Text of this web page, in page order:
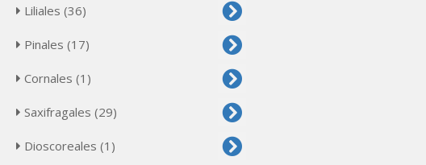
Liliales (36)
Pinales (17)
Cornales (1)
Saxifragales (29)
Dioscoreales (1)